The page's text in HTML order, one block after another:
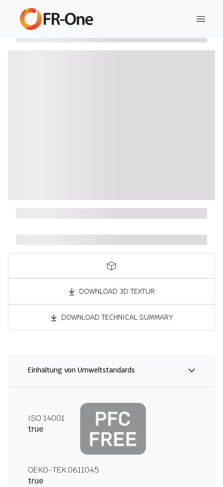
DOWNLOAD 3D TEXTUR
DOWNLOAD TECHNICAL SUMMARY
Einhaltung von Umweltstandards
ISO 14001
true
OEKO-TEX 0611045
true